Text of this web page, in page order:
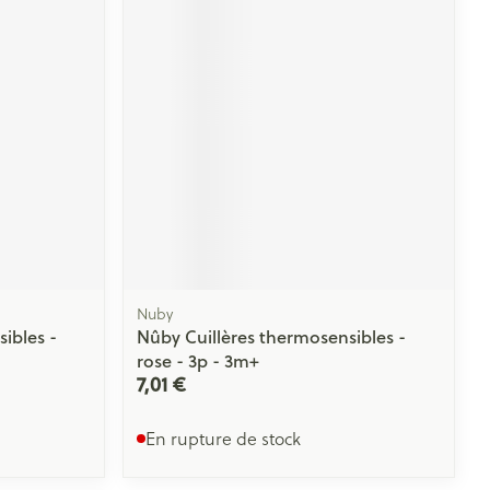
-
Nuby
Nûby Cuillères thermosensibles -
rose - 3p - 3m+
7,01 €
En rupture de stock